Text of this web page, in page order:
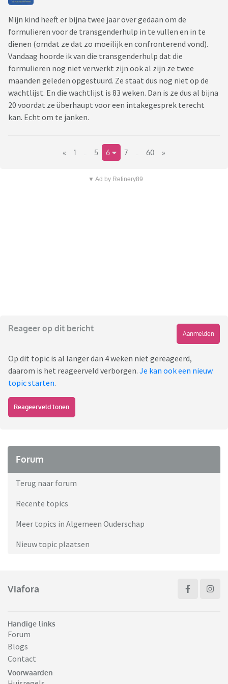
Mijn kind heeft er bijna twee jaar over gedaan om de
formulieren voor de transgenderhulp in te vullen en in te
dienen (omdat ze dat zo moeilijk en confronterend vond).
Vandaag hoorde ik van die transgenderhulp dat die
formulieren nog niet verwerkt zijn ook al zijn ze twee
maanden geleden opgestuurd. Ze staat dus nog niet op de
wachtlijst. En die wachtlijst is 83 weken. Dan is ze dus al bijna
20 voordat ze überhaupt voor een intakegesprek terecht
kan. Echt om te janken.
« 1 5 6 7 60 »
▼ Ad by Refinery89
Reageer op dit bericht
Aanmelden
Op dit topic is al langer dan 4 weken niet gereageerd,
daarom is het reageerveld verborgen. Je kan ook een nieuw
topic starten.
Reageerveld tonen
Forum
Terug naar forum
Recente topics
Meer topics in Algemeen Ouderschap
Nieuw topic plaatsen
Viafora
Handige links
Forum
Blogs
Contact
Voorwaarden